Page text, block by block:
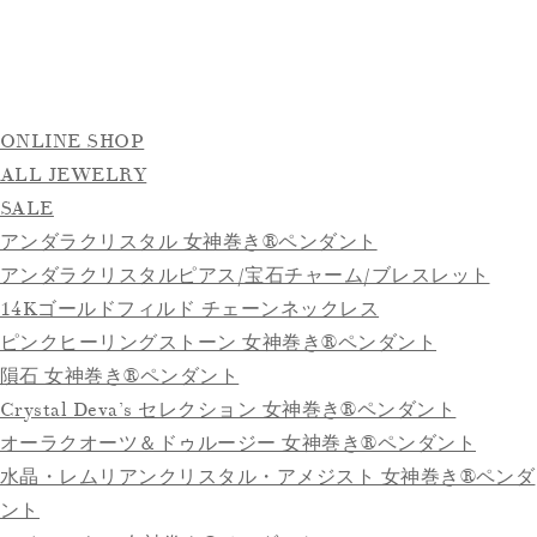
ONLINE SHOP
ALL JEWELRY
SALE
アンダラクリスタル 女神巻き®ペンダント
アンダラクリスタルピアス/宝石チャーム/ブレスレット
14Kゴールドフィルド チェーンネックレス
ピンクヒーリングストーン 女神巻き®ペンダント
隕石 女神巻き®ペンダント
Crystal Deva’s セレクション 女神巻き®ペンダント
オーラクオーツ＆ドゥルージー 女神巻き®ペンダント
水晶・レムリアンクリスタル・アメジスト 女神巻き®ペンダ
ント